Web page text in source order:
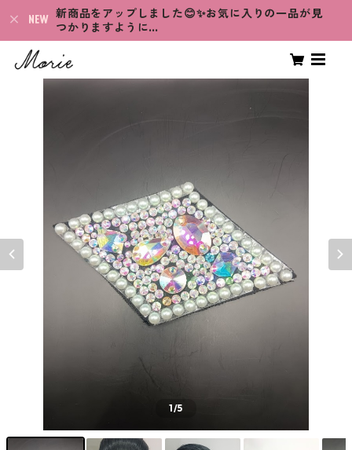
新商品をアップしました😊✨お気に入りの一品が見
つかりますように…
1/5